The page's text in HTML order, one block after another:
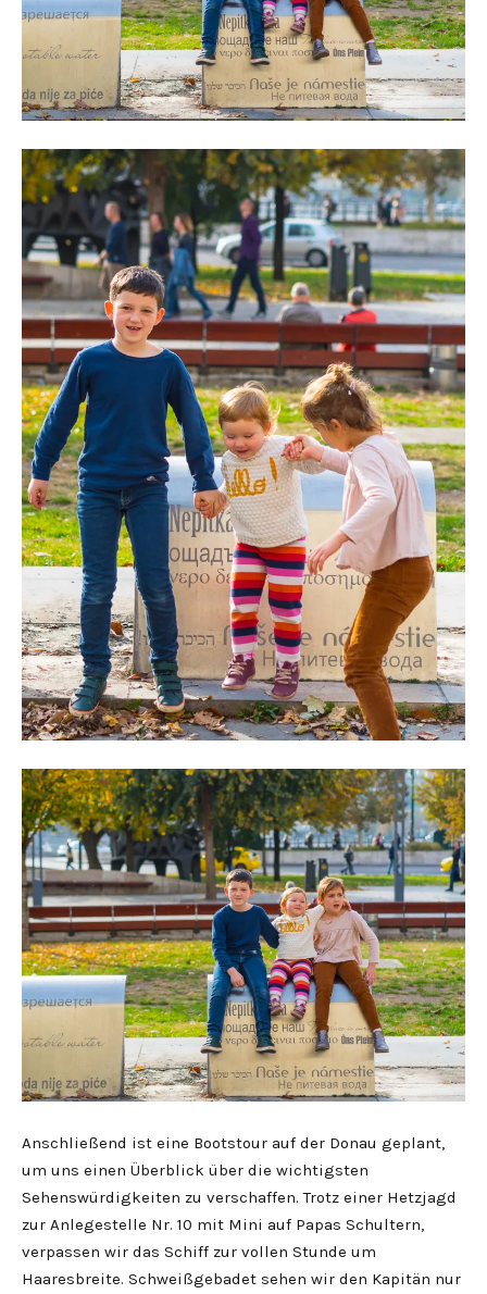
Anschließend ist eine Bootstour auf der Donau geplant,
um uns einen Überblick über die wichtigsten
Sehenswürdigkeiten zu verschaffen. Trotz einer Hetzjagd
zur Anlegestelle Nr. 10 mit Mini auf Papas Schultern,
verpassen wir das Schiff zur vollen Stunde um
Haaresbreite. Schweißgebadet sehen wir den Kapitän nur